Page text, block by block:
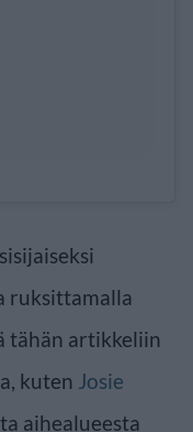
ruksittamalla
tähän artikkeliin
kuten Josie
aihealueesta